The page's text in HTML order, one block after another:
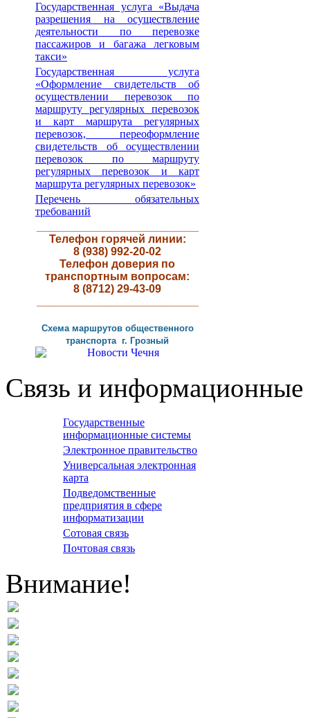
Государственная услуга «Выдача
разрешения на осуществление
деятельности по перевозке
пассажиров и багажа легковым
такси»
Государственная услуга
«Оформление свидетельств об
осуществлении перевозок по
маршруту регулярных перевозок
и карт маршрута регулярных
перевозок, переоформление
свидетельств об осуществлении
перевозок по маршруту
регулярных перевозок и карт
маршрута регулярных перевозок»
Перечень обязательных
требований
Телефон горячей линии:
8 (938) 992-20-02
Телефон доверия по
транспортным вопросам:
8 (8712) 29-43-09
Схема маршрутов общественного
транспорта г. Грозный
Связь и информационные
Государственные
информационные системы
Электронное правительство
Универсальная электронная
карта
Подведомственные
предприятия в сфере
информатизации
Сотовая связь
Почтовая связь
Внимание!